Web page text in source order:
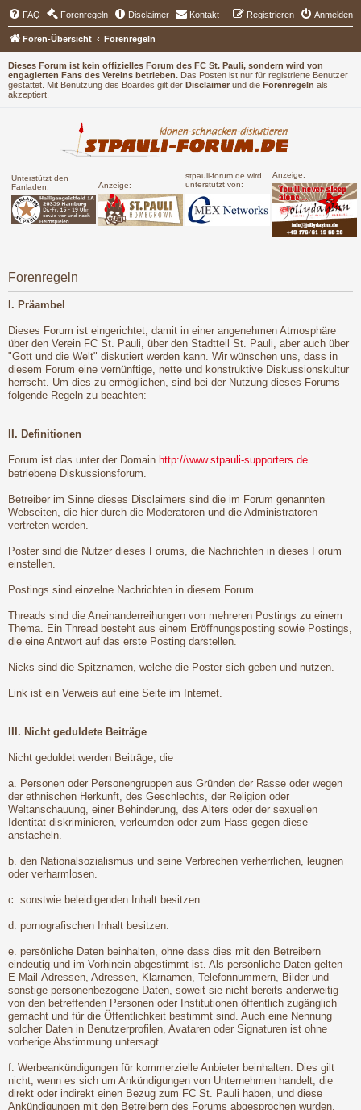
Dieses Forum ist kein offizielles Forum des FC St. Pauli, sondern wird von
engagierten Fans des Vereins betrieben. Das Posten ist nur für registrierte Benutzer
gestattet. Mit Benutzung des Boardes gilt der Disclaimer und die Forenregeln als
akzeptiert.
Unterstützt den
Fanladen:
Anzeige:
stpauli-forum.de wird
unterstützt von:
Anzeige:
FAQ Forenregeln Disclaimer Kontakt Anmelden
Registrieren
Foren-Übersicht Forenregeln
Forenregeln
I. Präambel
Dieses Forum ist eingerichtet, damit in einer angenehmen Atmosphäre
über den Verein FC St. Pauli, über den Stadtteil St. Pauli, aber auch über
"Gott und die Welt" diskutiert werden kann. Wir wünschen uns, dass in
diesem Forum eine vernünftige, nette und konstruktive Diskussionskultur
herrscht. Um dies zu ermöglichen, sind bei der Nutzung dieses Forums
folgende Regeln zu beachten:
II. Definitionen
Forum ist das unter der Domain http://www.stpauli-supporters.de
betriebene Diskussionsforum.
Betreiber im Sinne dieses Disclaimers sind die im Forum genannten
Webseiten, die hier durch die Moderatoren und die Administratoren
vertreten werden.
Poster sind die Nutzer dieses Forums, die Nachrichten in dieses Forum
einstellen.
Postings sind einzelne Nachrichten in diesem Forum.
Threads sind die Aneinanderreihungen von mehreren Postings zu einem
Thema. Ein Thread besteht aus einem Eröffnungsposting sowie Postings,
die eine Antwort auf das erste Posting darstellen.
Nicks sind die Spitznamen, welche die Poster sich geben und nutzen.
Link ist ein Verweis auf eine Seite im Internet.
III. Nicht geduldete Beiträge
Nicht geduldet werden Beiträge, die
a. Personen oder Personengruppen aus Gründen der Rasse oder wegen
der ethnischen Herkunft, des Geschlechts, der Religion oder
Weltanschauung, einer Behinderung, des Alters oder der sexuellen
Identität diskriminieren, verleumden oder zum Hass gegen diese
anstacheln.
b. den Nationalsozialismus und seine Verbrechen verherrlichen, leugnen
oder verharmlosen.
c. sonstwie beleidigenden Inhalt besitzen.
d. pornografischen Inhalt besitzen.
e. persönliche Daten beinhalten, ohne dass dies mit den Betreibern
eindeutig und im Vorhinein abgestimmt ist. Als persönliche Daten gelten
E-Mail-Adressen, Adressen, Klarnamen, Telefonnummern, Bilder und
sonstige personenbezogene Daten, soweit sie nicht bereits anderweitig
von den betreffenden Personen oder Institutionen öffentlich zugänglich
gemacht und für die Öffentlichkeit bestimmt sind. Auch eine Nennung
solcher Daten in Benutzerprofilen, Avataren oder Signaturen ist ohne
vorherige Abstimmung untersagt.
f. Werbeankündigungen für kommerzielle Anbieter beinhalten. Dies gilt
nicht, wenn es sich um Ankündigungen von Unternehmen handelt, die
direkt oder indirekt einen Bezug zum FC St. Pauli haben, und diese
Ankündigungen mit den Betreibern des Forums abgesprochen wurden.